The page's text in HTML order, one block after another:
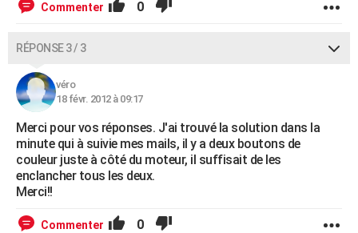
Commenter 0
RÉPONSE 3 / 3
véro
18 févr. 2012 à 09:17
Merci pour vos réponses. J'ai trouvé la solution dans la
minute qui à suivie mes mails, il y a deux boutons de
couleur juste à côté du moteur, il suffisait de les
enclancher tous les deux.
Merci!!
Commenter 0